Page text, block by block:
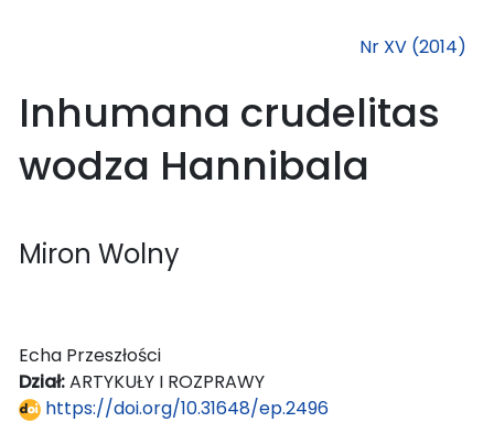
Nr XV (2014)
Inhumana crudelitas
wodza Hannibala
Miron Wolny
Echa Przeszłości
Dział:ARTYKUŁY I ROZPRAWY
https://doi.org/10.31648/ep.2496